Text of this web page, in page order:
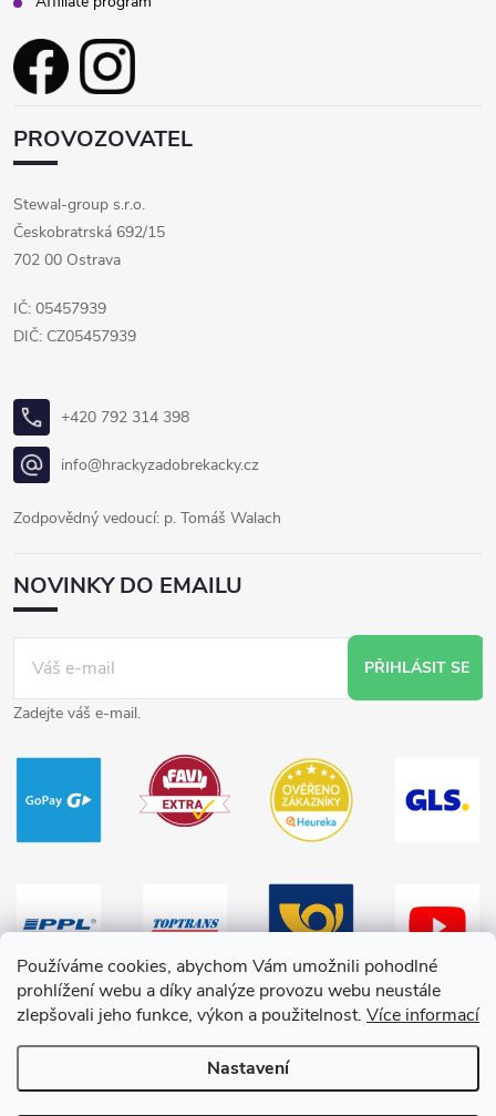
Používáme cookies, abychom Vám umožnili pohodlné
prohlížení webu a díky analýze provozu webu neustále
zlepšovali jeho funkce, výkon a použitelnost. Více informací
Nastavení
PROVOZOVATEL
Stewal-group s.r.o.
Českobratrská 692/15
702 00 Ostrava
IČ: 05457939
DIČ: CZ05457939
+420 792 314 398
info@hrackyzadobrekacky.cz
Zodpovědný vedoucí: p. Tomáš Walach
NOVINKY DO EMAILU
PŘIHLÁSIT SE
Zadejte váš e-mail.